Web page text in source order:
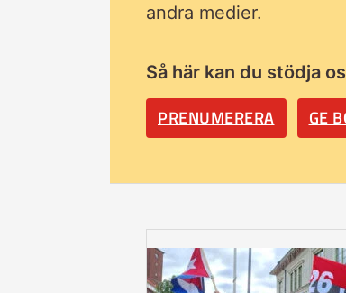
andra medier.
Så här kan du stödja
PRENUMERERA GE